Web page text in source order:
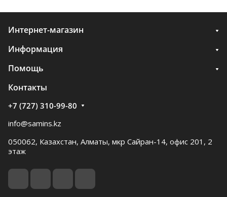
Интернет-магазин
Информация
Помощь
Контакты
+7 (727) 310-99-80
info@samins.kz
050062, Казахстан, Алматы, мкр Сайран-14, офис 201, 2
этаж